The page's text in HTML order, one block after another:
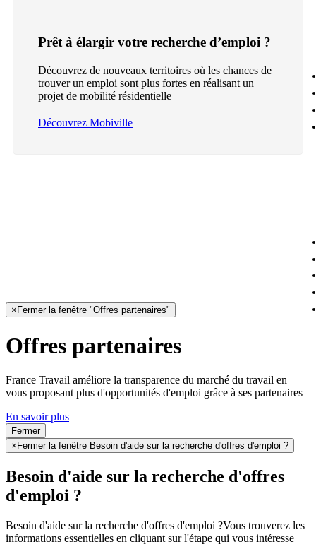
Prêt à élargir votre recherche d’emploi ?
Découvrez de nouveaux territoires où les chances de
trouver un emploi sont plus fortes en réalisant un
projet de mobilité résidentielle
Découvrez Mobiville
× Fermer la fenêtre "Offres partenaires"
Offres partenaires
France Travail améliore la transparence du marché du travail en
vous proposant plus d'opportunités d'emploi grâce à ses partenaires
En savoir plus
Fermer
× Fermer la fenêtre Besoin d'aide sur la recherche d'offres d'emploi ?
Besoin d'aide sur la recherche d'offres
d'emploi ?
Besoin d'aide sur la recherche d'offres d'emploi ?Vous trouverez les
informations essentielles en cliquant sur l'étape qui vous intéresse